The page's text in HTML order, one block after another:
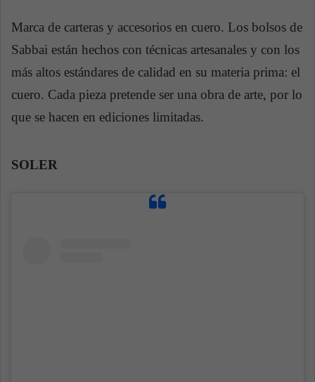
Marca de carteras y accesorios en cuero. Los bolsos de
Sabbai están hechos con técnicas artesanales y con los
más altos estándares de calidad en su materia prima: el
cuero. Cada pieza pretende ser una obra de arte, por lo
que se hacen en ediciones limitadas.
SOLER